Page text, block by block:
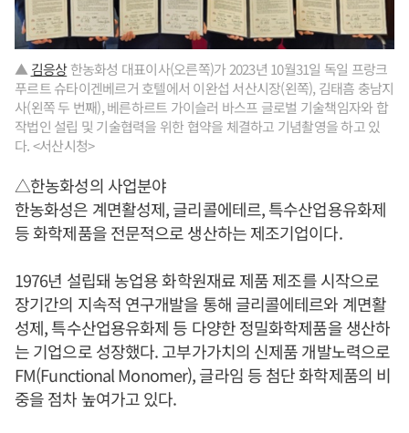
▲ 김응상한농화성 대표이사(오른쪽)가 2023년 10월31일 독일 프랑크
푸르트 슈타이겐베르거 호텔에서 이완섭 서산시장(왼쪽), 김태흠 충남지
사(왼쪽 두 번째), 베른하르트 가이슬러 바스프 글로벌 기술책임자와 합
작법인 설립 및 기술협력을 위한 협약을 체결하고 기념촬영을 하고 있
다. <서산시청>
△한농화성의 사업분야
한농화성은 계면활성제, 글리콜에테르, 특수산업용유화제
등 화학제품을 전문적으로 생산하는 제조기업이다.
1976년 설립돼 농업용 화학원재료 제품 제조를 시작으로
장기간의 지속적 연구개발을 통해 글리콜에테르와 계면활
성제, 특수산업용유화제 등 다양한 정밀화학제품을 생산하
는 기업으로 성장했다. 고부가가치의 신제품 개발노력으로
FM(Functional Monomer), 글라임 등 첨단 화학제품의 비
중을 점차 높여가고 있다.